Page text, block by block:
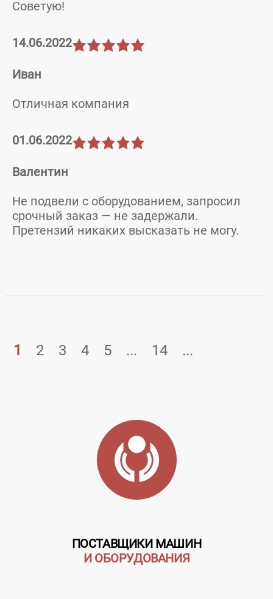
Советую!
14.06.2022
Иван
Отличная компания
01.06.2022
Валентин
Не подвели с оборудованием, запросил
срочный заказ — не задержали.
Претензий никаких высказать не могу.
1 2 3 4 5 ... 14 ...
ПОСТАВЩИКИ МАШИН
И ОБОРУДОВАНИЯ